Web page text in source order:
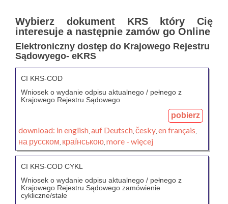
Wybierz dokument KRS który Cię
interesuje a następnie zamów go Online
Elektroniczny dostęp do Krajowego Rejestru
Sądowyego- eKRS
CI KRS-COD
Wniosek o wydanie odpisu aktualnego / pełnego z
Krajowego Rejestru Sądowego
pobierz
download: in english auf Deutsch česky en français
на русском країнською more - więcej
CI KRS-COD CYKL
Wniosek o wydanie odpisu aktualnego / pełnego z
Krajowego Rejestru Sądowego zamówienie
cykliczne/stałe